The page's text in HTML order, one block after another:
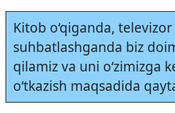
Kitob o‘qiganda,
suhbatlashganda biz
qilamiz va uni o‘zimizga
o‘tkazish maqsadida